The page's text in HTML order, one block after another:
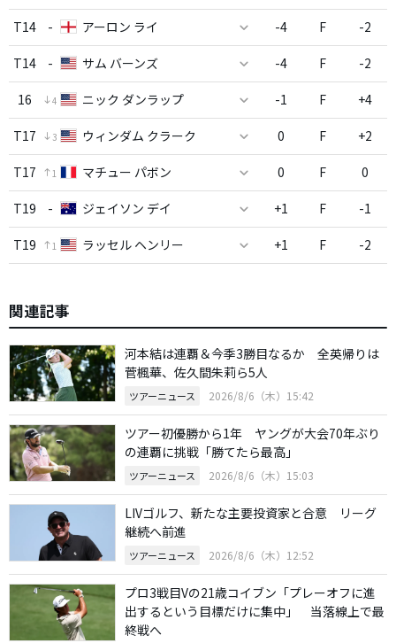
T14 - アーロン ライ -4 F -2
T14 - サム バーンズ -4 F -2
16 4 ニック ダンラップ -1 F +4
T17 3 ウィンダム クラーク 0 F +2
T17 1 マチュー パボン 0 F 0
T19 - ジェイソン デイ +1 F -1
T19 1 ラッセル ヘンリー +1 F -2
関連記事
河本結は連覇＆今季3勝目なるか 全英帰りは
菅楓華、佐久間朱莉ら5人
ツアーニュース 2026/8/6（木）15:42
ツアー初優勝から1年 ヤングが大会70年ぶり
の連覇に挑戦「勝てたら最高」
ツアーニュース 2026/8/6（木）15:03
LIVゴルフ、新たな主要投資家と合意 リーグ
継続へ前進
ツアーニュース 2026/8/6（木）12:52
プロ3戦目Vの21歳コイブン「プレーオフに進
出するという目標だけに集中」 当落線上で最
終戦へ